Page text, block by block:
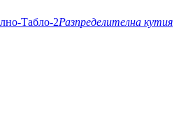
Разпределителна кутия